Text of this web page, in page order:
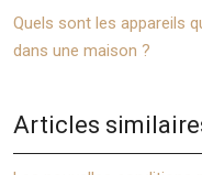
Quels sont les appareils
dans une maison ?
Articles